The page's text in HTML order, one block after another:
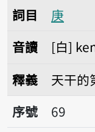
詞目
庚
音讀
白
釋義 天干的
序號69去
序號
69